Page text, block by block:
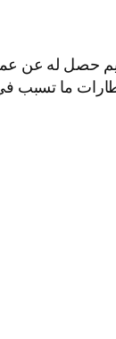
ما تسبب